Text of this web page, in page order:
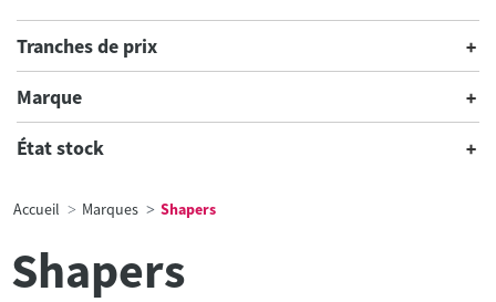
Tranches de prix
Marque
État stock
Accueil Marques Shapers
Shapers